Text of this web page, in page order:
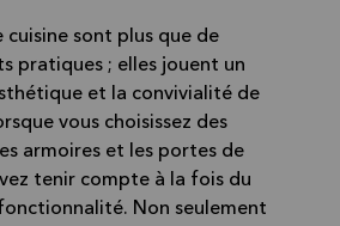
cuisine sont plus que de
pratiques ; elles jouent un
et la convivialité de
vous choisissez des
armoires et les portes de
tenir compte à la fois du
Non seulement